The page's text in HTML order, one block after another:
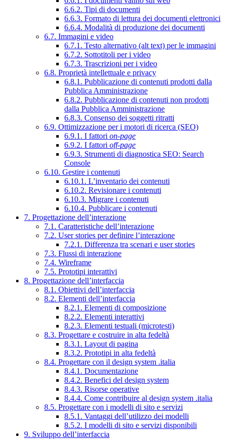
6.6.2. Tipi di documenti
6.6.3. Formato di lettura dei documenti elettronici
6.6.4. Modalità di produzione dei documenti
6.7. Immagini e video
6.7.1. Testo alternativo (alt text) per le immagini
6.7.2. Sottotitoli per i video
6.7.3. Trascrizioni per i video
6.8. Proprietà intellettuale e privacy
6.8.1. Pubblicazione di contenuti prodotti dalla
Pubblica Amministrazione
6.8.2. Pubblicazione di contenuti non prodotti
dalla Pubblica Amministrazione
6.8.3. Consenso dei soggetti ritratti
6.9. Ottimizzazione per i motori di ricerca (SEO)
6.9.1. I fattori on-page
6.9.2. I fattori off-page
6.9.3. Strumenti di diagnostica SEO: Search
Console
6.10. Gestire i contenuti
6.10.1. L’inventario dei contenuti
6.10.2. Revisionare i contenuti
6.10.3. Migrare i contenuti
6.10.4. Pubblicare i contenuti
7. Progettazione dell’interazione
7.1. Caratteristiche dell’interazione
7.2. User stories per definire l’interazione
7.2.1. Differenza tra scenari e user stories
7.3. Flussi di interazione
7.4. Wireframe
7.5. Prototipi interattivi
8. Progettazione dell’interfaccia
8.1. Obiettivi dell’interfaccia
8.2. Elementi dell’interfaccia
8.2.1. Elementi di composizione
8.2.2. Elementi interattivi
8.2.3. Elementi testuali (microtesti)
8.3. Progettare e costruire in alta fedeltà
8.3.1. Layout di pagina
8.3.2. Prototipi in alta fedeltà
8.4. Progettare con il design system .italia
8.4.1. Documentazione
8.4.2. Benefici del design system
8.4.3. Risorse operative
8.4.4. Come contribuire al design system .italia
8.5. Progettare con i modelli di sito e servizi
8.5.1. Vantaggi dell’utilizzo dei modelli
8.5.2. I modelli di sito e servizi disponibili
9. Sviluppo dell’interfaccia